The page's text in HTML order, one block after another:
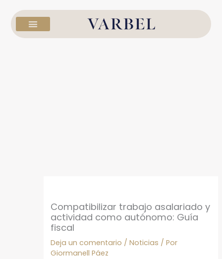
contenido
Compatibilizar trabajo asalariado y
actividad como autónomo: Guía
fiscal
Deja un comentario /Noticias / Por
Giormanell Páez